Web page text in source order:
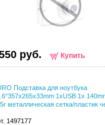
руб. Купить
Подставка для ноутбука
1xUSB 1x
металлическая сетка/пластик
1497177